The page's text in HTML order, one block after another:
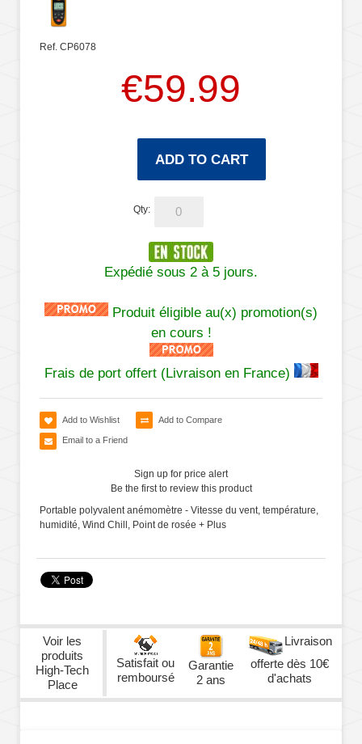
Ref. CP6078
€59.99
ADD TO CART
Qty:
Expédié sous 2 à 5 jours.
Produit éligible au(x) promotion(s)
en cours !
Frais de port offert (Livraison en France)
Add to Wishlist Add to Compare
Email to a Friend
Sign up for price alert
Be the first to review this product
Portable polyvalent anémomètre - Vitesse du vent, température,
humidité, Wind Chill, Point de rosée + Plus
Voir les
produits
High-Tech
Place
Satisfait ou
remboursé
Garantie
2 ans
Livraison
offerte dès 10€
d'achats